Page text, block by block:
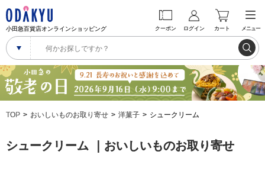
小田急百貨店オンラインショッピング クーポン ログイン カート メニュー
TOP おいしいものお取り寄せ 洋菓子 シュークリーム
シュークリーム ｜おいしいものお取り寄せ